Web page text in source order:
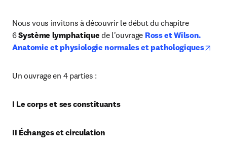
Nous vous invitons à découvrir le début du chapitre
6 Système lymphatique de l'ouvrage Ross et Wilson.
Anatomie et physiologie normales et pathologiques
Un ouvrage en 4 parties :
I Le corps et ses constituants
II Échanges et circulation